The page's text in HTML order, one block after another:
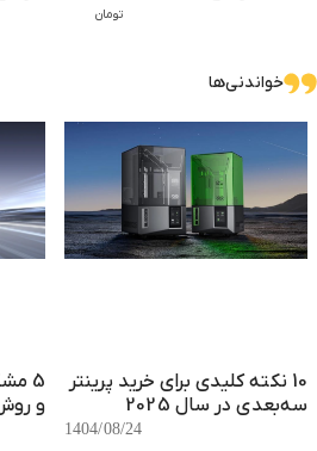
17HS4401
تومان
خواندنی‌ها
10 نکته کلیدی برای خرید پرینتر
سه‌بعدی در سال 2025
1404/08/24
5
و